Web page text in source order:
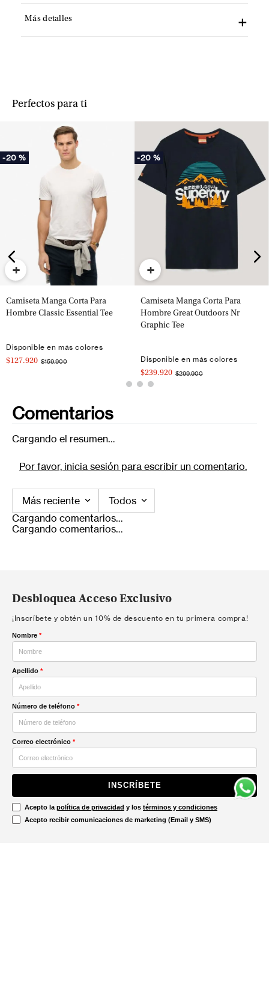
Más detalles
Perfectos para ti
-20 %
+
Camiseta Manga Corta Para
Hombre Classic Essential Tee
Disponible en más colores
$127.920 $159.900
-20 %
+
Camiseta Manga Corta Para
Hombre Great Outdoors Nr
Graphic Tee
Disponible en más colores
$239.920 $299.900
Comentarios
Cargando el resumen…
Por favor, inicia sesión para escribir un comentario.
Más reciente
Todos
Cargando comentarios…
Cargando comentarios…
Desbloquea Acceso Exclusivo
¡Inscríbete y obtén un 10% de descuento en tu primera compra!
Nombre *
Apellido *
Número de teléfono *
Correo electrónico *
INSCRÍBETE
Acepto la política de privacidad y los términos y condiciones
Acepto recibir comunicaciones de marketing (Email y SMS)